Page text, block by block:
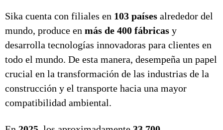
Sika cuenta con filiales en 103 países alrededor del
mundo, produce en más de 400 fábricas y
desarrolla tecnologías innovadoras para clientes en
todo el mundo. De esta manera, desempeña un papel
crucial en la transformación de las industrias de la
construcción y el transporte hacia una mayor
compatibilidad ambiental.